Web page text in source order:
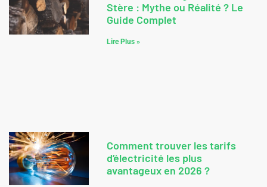
Stère : Mythe ou Réalité ? Le
Guide Complet
Lire Plus »
Comment trouver les tarifs
d’électricité les plus
avantageux en 2026 ?